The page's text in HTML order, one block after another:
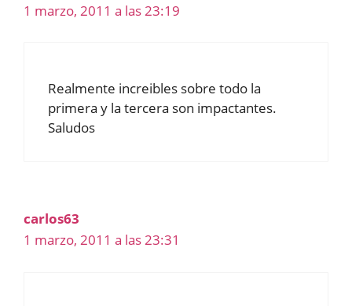
1 marzo, 2011 a las 23:19
Realmente increibles sobre todo la
primera y la tercera son impactantes.
Saludos
carlos63
1 marzo, 2011 a las 23:31